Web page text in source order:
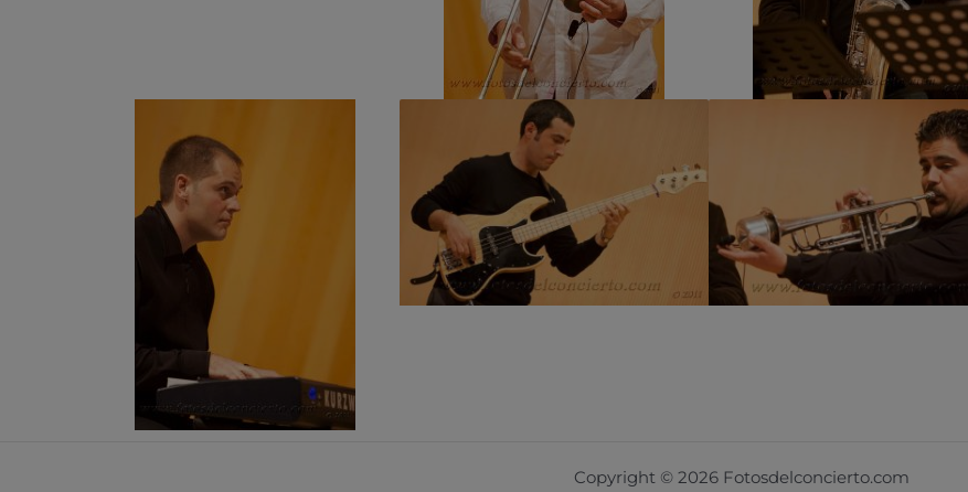
Copyright © 2026 Fotosdelconcierto.com